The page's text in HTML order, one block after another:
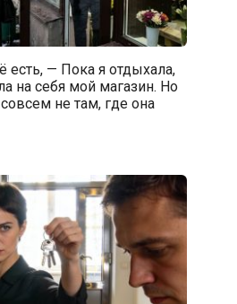
есть, — Пока я отдыхала,
на себя мой магазин. Но
не там, где она